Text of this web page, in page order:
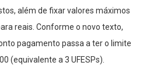
além de fixar valores máximos
reais. Conforme o novo texto,
pagamento passa a ter o limite
(equivalente a 3 UFESPs).